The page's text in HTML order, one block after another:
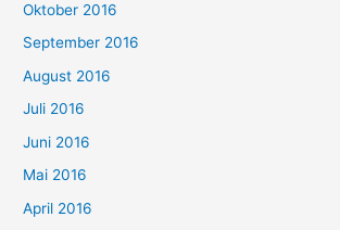
Oktober 2016
September 2016
August 2016
Juli 2016
Juni 2016
Mai 2016
April 2016